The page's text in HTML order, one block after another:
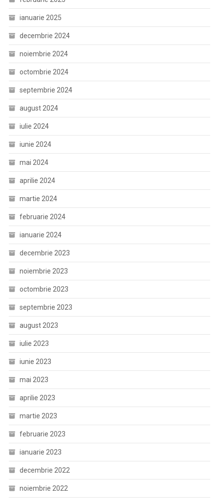
ianuarie 2025
decembrie 2024
noiembrie 2024
octombrie 2024
septembrie 2024
august 2024
iulie 2024
iunie 2024
mai 2024
aprilie 2024
martie 2024
februarie 2024
ianuarie 2024
decembrie 2023
noiembrie 2023
octombrie 2023
septembrie 2023
august 2023
iulie 2023
iunie 2023
mai 2023
aprilie 2023
martie 2023
februarie 2023
ianuarie 2023
decembrie 2022
noiembrie 2022